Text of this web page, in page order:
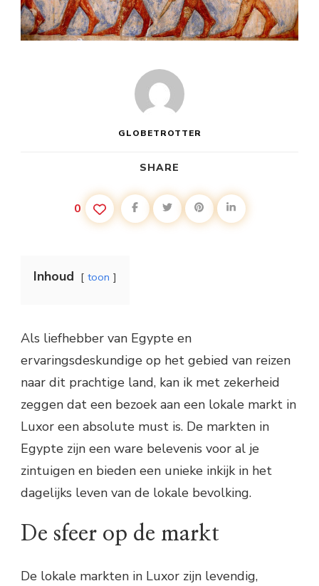
GLOBETROTTER
SHARE
0
Inhoud toon
Als liefhebber van Egypte en
ervaringsdeskundige op het gebied van reizen
naar dit prachtige land, kan ik met zekerheid
zeggen dat een bezoek aan een lokale markt in
Luxor een absolute must is. De markten in
Egypte zijn een ware belevenis voor al je
zintuigen en bieden een unieke inkijk in het
dagelijks leven van de lokale bevolking.
De sfeer op de markt
De lokale markten in Luxor zijn levendig,